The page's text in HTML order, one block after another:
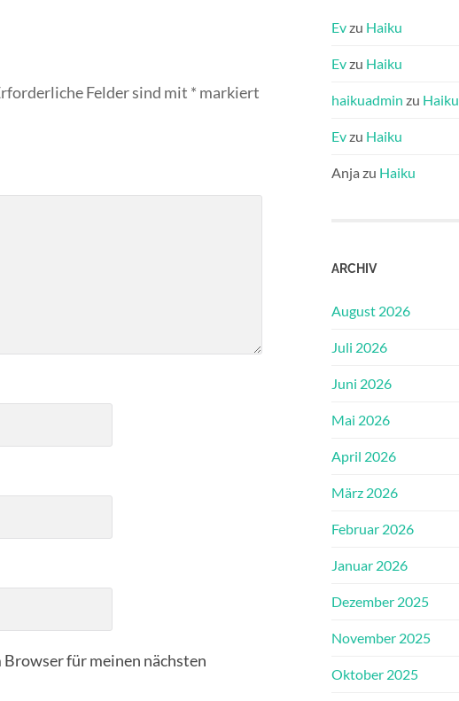
Felder sind mit * markiert
für meinen nächsten
Evzu Haiku
Evzu Haiku
haikuadmin zu Haiku
Evzu Haiku
Anja zu Haiku
ARCHIV
August 2026
Juli 2026
Juni 2026
Mai 2026
April 2026
März 2026
Februar 2026
Januar 2026
Dezember 2025
November 2025
Oktober 2025